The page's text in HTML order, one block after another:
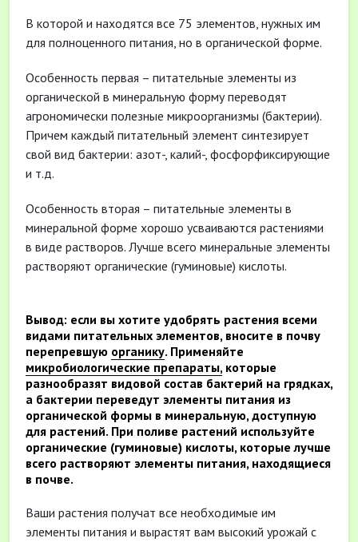
В которой и находятся все 75 элементов, нужных им
для полноценного питания, но в органической форме.
Особенность первая – питательные элементы из
органической в минеральную форму переводят
агрономически полезные микроорганизмы (бактерии).
Причем каждый питательный элемент синтезирует
свой вид бактерии: азот-, калий-, фосфорфиксирующие
и т.д.
Особенность вторая – питательные элементы в
минеральной форме хорошо усваиваются растениями
в виде растворов. Лучше всего минеральные элементы
растворяют органические (гуминовые) кислоты.
Вывод: если вы хотите удобрять растения всеми
видами питательных элементов, вносите в почву
перепревшую органику. Применяйте
микробиологические препараты,которые
разнообразят видовой состав бактерий на грядках,
а бактерии переведут элементы питания из
органической формы в минеральную, доступную
для растений. При поливе растений используйте
органические (гуминовые) кислоты, которые лучше
всего растворяют элементы питания, находящиеся
в почве.
Ваши растения получат все необходимые им
элементы питания и вырастят вам высокий урожай с